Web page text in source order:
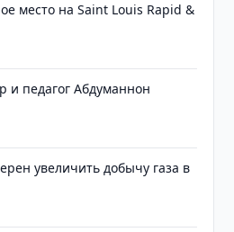
место на Saint Louis Rapid &
и педагог Абдуманнон
увеличить добычу газа в